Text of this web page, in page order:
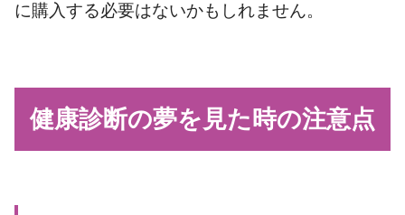
に購入する必要はないかもしれません。
健康診断の夢を見た時の注意点